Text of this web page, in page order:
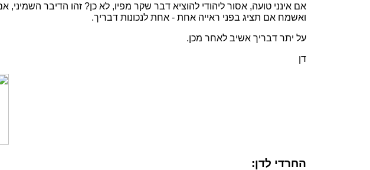
אם אינני טועה, אסור ליהודי להוציא דבר שקר מפיו, לא כן? זהו הדיבר
ואשמח אם תציג בפני ראייה אחת - אחת לנכונות דבריך.
על יתר דבריך אשיב לאחר מכן.
דן
החרדי לדן: